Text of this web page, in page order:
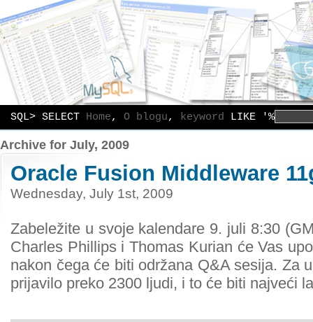
SQL> SELECT Home, O blogu, keyword LIKE '%
Archive for July, 2009
Oracle Fusion Middleware
Wednesday, July 1st, 2009
Zabeležite u svoje kalendare 9. juli 8:30
Charles Phillips i Thomas Kurian će Vas
nakon čega će biti održana Q&A sesija. Za
prijavilo preko 2300 ljudi, i to će biti najveći